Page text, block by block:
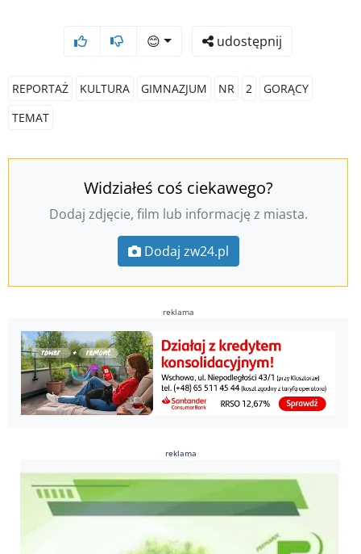
😊 udostępnij
REPORTAŻ KULTURA GIMNAZJUM NR 2
GORĄCY
TEMAT
Widziałeś coś ciekawego?
Dodaj zdjęcie, film lub informację z miasta.
Dodaj zw24.pl
reklama
reklama